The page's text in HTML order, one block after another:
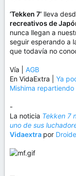
‘Tekken 7’ lleva
recreativos de
nunca llegan a
seguir esperando a
que todavía no
Vía | AGB
En VidaExtra | Ya
Mishima
-
La noticia Tekken 7
uno de sus
Vidaextra por